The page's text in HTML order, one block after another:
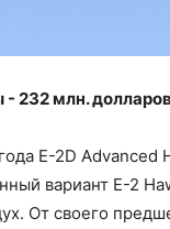
- 232 млн. долларов
E-2D Advanced
вариант E-2
От своего